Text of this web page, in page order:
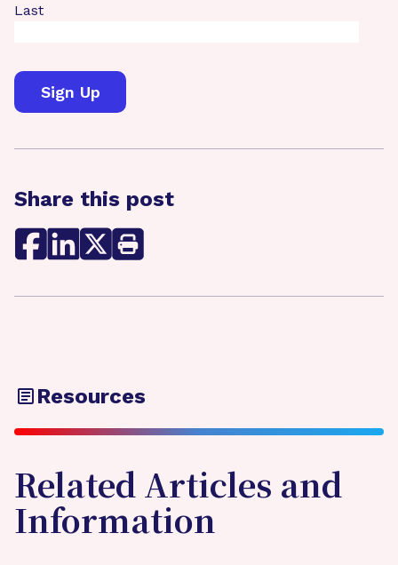
Last
Share this post
Resources
Related Articles and
Information